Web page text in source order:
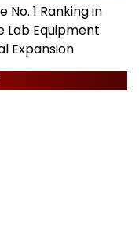
1 Ranking in
Lab Equipment
Expansion